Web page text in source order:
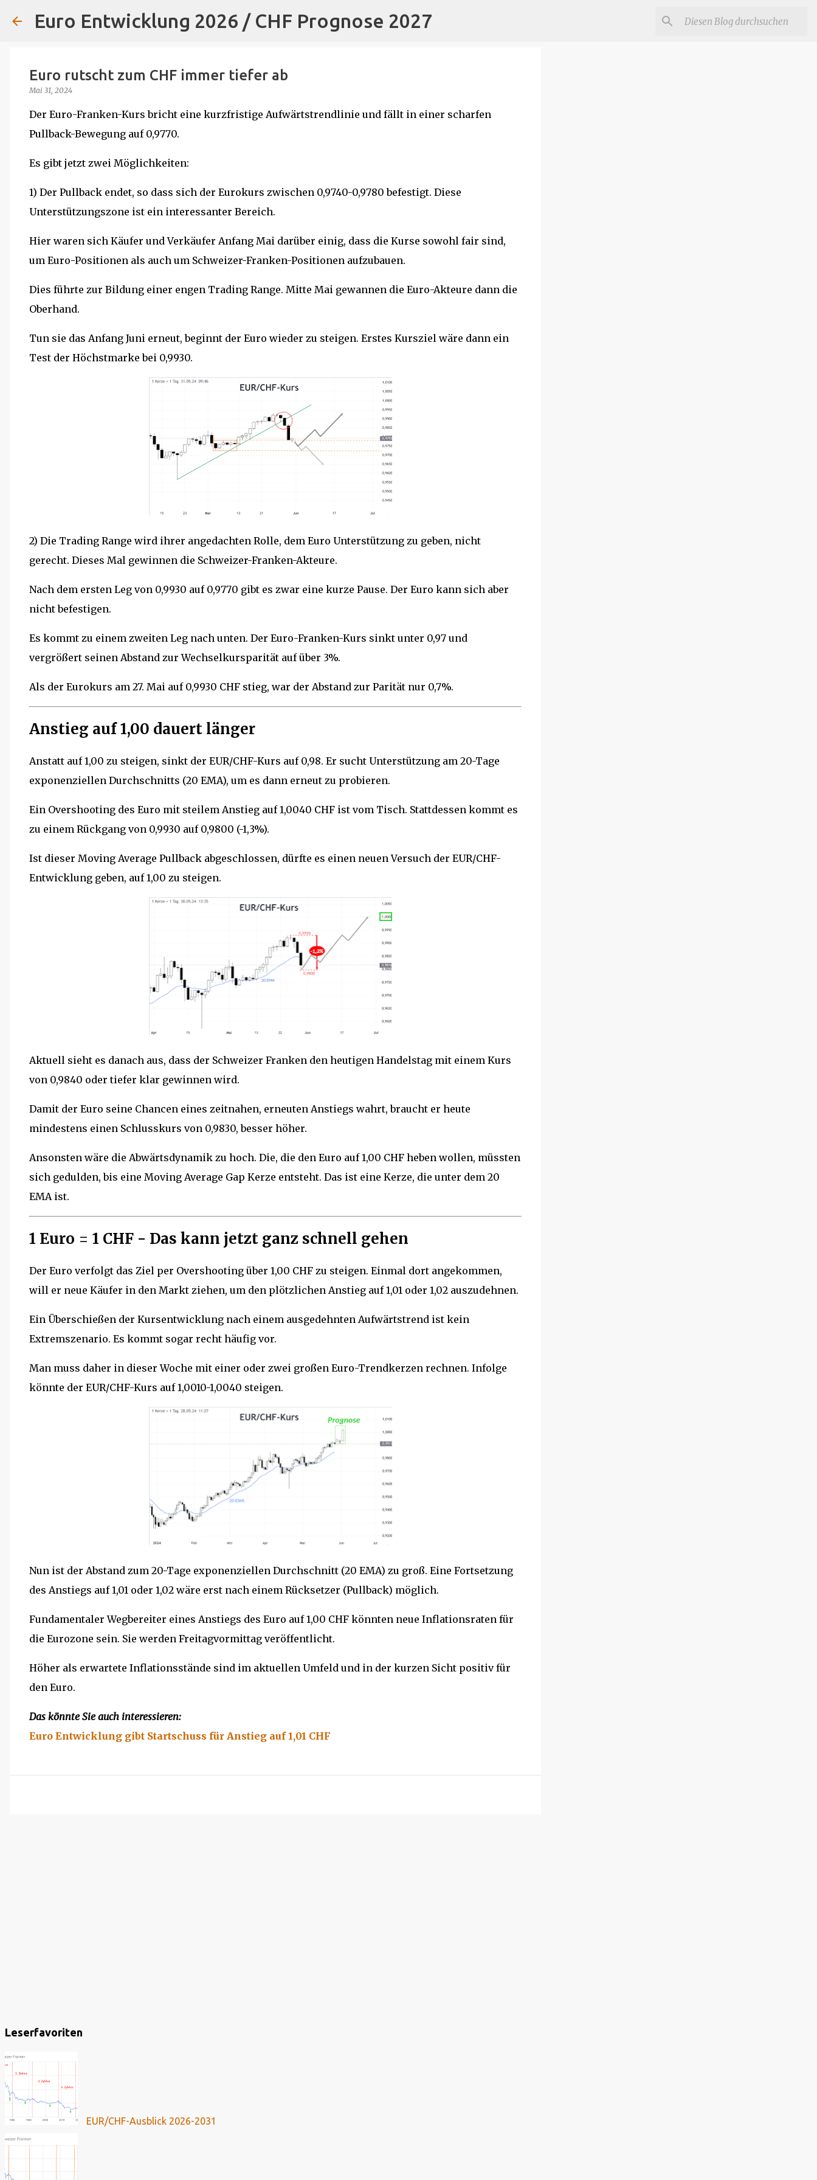
Direkt zum Hauptbereich
Euro Entwicklung 2026 / CHF Prognose 2027
Euro rutscht zum CHF immer tiefer ab
Mai 31, 2024
Der Euro-Franken-Kurs bricht eine kurzfristige Aufwärtstrendlinie und fällt in einer scharfen
Pullback-Bewegung auf 0,9770.
Es gibt jetzt zwei Möglichkeiten:
1) Der Pullback endet, so dass sich der Eurokurs zwischen 0,9740-0,9780 befestigt. Diese
Unterstützungszone ist ein interessanter Bereich.
Hier waren sich Käufer und Verkäufer Anfang Mai darüber einig, dass die Kurse sowohl fair sind,
um Euro-Positionen als auch um Schweizer-Franken-Positionen aufzubauen.
Dies führte zur Bildung einer engen Trading Range. Mitte Mai gewannen die Euro-Akteure dann die
Oberhand.
Tun sie das Anfang Juni erneut, beginnt der Euro wieder zu steigen. Erstes Kursziel wäre dann ein
Test der Höchstmarke bei 0,9930.
2) Die Trading Range wird ihrer angedachten Rolle, dem Euro Unterstützung zu geben, nicht
gerecht. Dieses Mal gewinnen die Schweizer-Franken-Akteure.
Nach dem ersten Leg von 0,9930 auf 0,9770 gibt es zwar eine kurze Pause. Der Euro kann sich aber
nicht befestigen.
Es kommt zu einem zweiten Leg nach unten. Der Euro-Franken-Kurs sinkt unter 0,97 und
vergrößert seinen Abstand zur Wechselkursparität auf über 3%.
Als der Eurokurs am 27. Mai auf 0,9930 CHF stieg, war der Abstand zur Parität nur 0,7%.
Anstieg auf 1,00 dauert länger
Anstatt auf 1,00 zu steigen, sinkt der EUR/CHF-Kurs auf 0,98. Er sucht Unterstützung am 20-Tage
exponenziellen Durchschnitts (20 EMA), um es dann erneut zu probieren.
Ein Overshooting des Euro mit steilem Anstieg auf 1,0040 CHF ist vom Tisch. Stattdessen kommt es
zu einem Rückgang von 0,9930 auf 0,9800 (-1,3%).
Ist dieser Moving Average Pullback abgeschlossen, dürfte es einen neuen Versuch der EUR/CHF-
Entwicklung geben, auf 1,00 zu steigen.
Aktuell sieht es danach aus, dass der Schweizer Franken den heutigen Handelstag mit einem Kurs
von 0,9840 oder tiefer klar gewinnen wird.
Damit der Euro seine Chancen eines zeitnahen, erneuten Anstiegs wahrt, braucht er heute
mindestens einen Schlusskurs von 0,9830, besser höher.
Ansonsten wäre die Abwärtsdynamik zu hoch. Die, die den Euro auf 1,00 CHF heben wollen, müssten
sich gedulden, bis eine Moving Average Gap Kerze entsteht. Das ist eine Kerze, die unter dem 20
EMA ist.
1 Euro = 1 CHF - Das kann jetzt ganz schnell gehen
Der Euro verfolgt das Ziel per Overshooting über 1,00 CHF zu steigen. Einmal dort angekommen,
will er neue Käufer in den Markt ziehen, um den plötzlichen Anstieg auf 1,01 oder 1,02 auszudehnen.
Ein Überschießen der Kursentwicklung nach einem ausgedehnten Aufwärtstrend ist kein
Extremszenario. Es kommt sogar recht häufig vor.
Man muss daher in dieser Woche mit einer oder zwei großen Euro-Trendkerzen rechnen. Infolge
könnte der EUR/CHF-Kurs auf 1,0010-1,0040 steigen.
Nun ist der Abstand zum 20-Tage exponenziellen Durchschnitt (20 EMA) zu groß. Eine Fortsetzung
des Anstiegs auf 1,01 oder 1,02 wäre erst nach einem Rücksetzer (Pullback) möglich.
Fundamentaler Wegbereiter eines Anstiegs des Euro auf 1,00 CHF könnten neue Inflationsraten für
die Eurozone sein. Sie werden Freitagvormittag veröffentlicht.
Höher als erwartete Inflationsstände sind im aktuellen Umfeld und in der kurzen Sicht positiv für
den Euro.
Das könnte Sie auch interessieren:
Euro Entwicklung gibt Startschuss für Anstieg auf 1,01 CHF
Leserfavoriten
EUR/CHF-Ausblick 2026-2031